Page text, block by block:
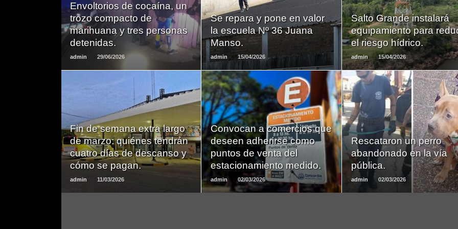
Envoltorios de cocaína, un
trozo compacto de
marihuana y tres personas
detenidas.
admin 29/06/2026
MAS
Se repara y pone en valor
la escuela Nº 36 Juana
Manso.
admin 15/04/2026
MAS
Salto Grande instalará
equipamiento para
el riesgo hídrico.
admin 15/04/2026
MAS
Fin de semana extra largo
de marzo: quiénes tendrán
cuatro días de descanso y
cómo se pagan.
admin 11/03/2026
LEER
MAS
Convocan a comercios que
deseen adherirse como
puntos de venta del
estacionamiento medido.
admin 02/03/2026
LEER
MAS
Rescataron un perro
abandonado en la vía
pública.
admin 02/03/2026
LEER
MAS